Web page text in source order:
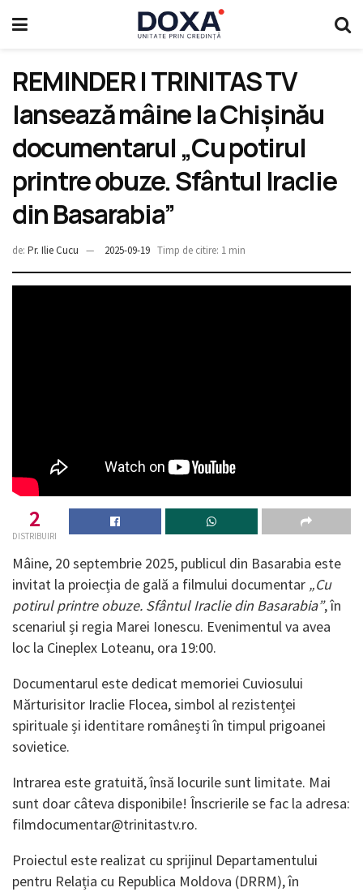
REMINDER | TRINITAS TV
lansează mâine la Chișinău
documentarul „Cu potirul
printre obuze. Sfântul Iraclie
din Basarabia”
de: Pr. Ilie Cucu 2025-09-19 Timp de citire: 1 min
2
DISTRIBUIRI
Mâine, 20 septembrie 2025, publicul din Basarabia este
invitat la proiecția de gală a filmului documentar „Cu
potirul printre obuze. Sfântul Iraclie din Basarabia”, în
scenariul și regia Marei Ionescu. Evenimentul va avea
loc la Cineplex Loteanu, ora 19:00.
Documentarul este dedicat memoriei Cuviosului
Mărturisitor Iraclie Flocea, simbol al rezistenței
spirituale și identitare românești în timpul prigoanei
sovietice.
Intrarea este gratuită, însă locurile sunt limitate. Mai
sunt doar câteva disponibile! Înscrierile se fac la adresa:
filmdocumentar@trinitastv.ro.
Proiectul este realizat cu sprijinul Departamentului
pentru Relația cu Republica Moldova (DRRM), în